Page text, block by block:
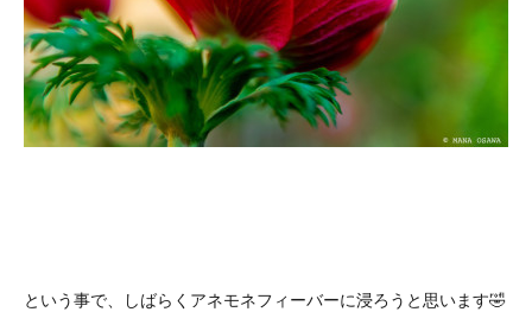
という事で、しばらくアネモネフィーバーに浸ろうと思います🤣